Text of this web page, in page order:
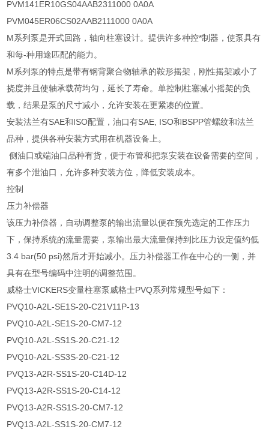
PVM141ER10GS04AAB2311000 0A0A
PVM045ER06CS02AAB2111000 0A0A
M系列泵是开式回路，轴向柱塞设计。提供许多种控*制器，使泵具有
和每-种用途匹配的能力。
M系列泵的特点是带有钢背聚合物轴承的鞍形摇架，刚性摇架减小了
挠度并且使轴承载荷均匀，延长了寿命。单控制柱塞减小摇架的负
载，结果是泵的尺寸减小，允许安装在更紧凑的位置。
安装法兰有SAE和ISO配置，油口有SAE, ISO和BSPP管螺纹和法兰
品种，提供各种安装方式用在机器设备上。
侧油口或端油口品种有货，便于布管和把泵安装在设备需要的空间，
有多个泄油口，允许多种安装方位，降低安装成本。
控制
压力补偿器
该压力补偿器，自动调整泵的输出流量以便在预先选定的工作压力
下，保持系统的流量需要，泵输出最大流量保持到比压力设定值约低
3.4 bar(50 psi)然后才开始减小。压力补偿器工作在中心的一侧，并
具有在型号编码中注明的调整范围。
威格士VICKERS变量柱塞泵威格士PVQ系列常规型号如下：
PVQ10-A2L-SE1S-20-C21V11P-13
PVQ10-A2L-SE1S-20-CM7-12
PVQ10-A2L-SS1S-20-C21-12
PVQ10-A2L-SS3S-20-C21-12
PVQ13-A2R-SS1S-20-C14D-12
PVQ13-A2R-SS1S-20-C14-12
PVQ13-A2R-SS1S-20-CM7-12
PVQ13-A2L-SS1S-20-CM7-12